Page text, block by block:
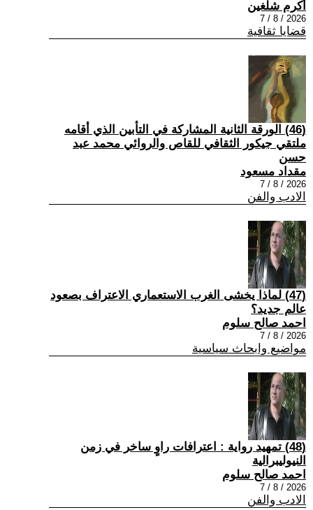
أكرم شلغين
2026 / 8 / 7
قضايا ثقافية
(46) الورقة الثانية المشاركة في التأبين الذي أقامه
ملتقي جيكور الثقافي للقاص والروائي محمد عبد
حسن
مقداد مسعود
2026 / 8 / 7
الادب والفن
(47) لماذا يخشى الغرب الاستعماري الاعتراف بصعود
عالم جديد؟
احمد صالح سلوم
2026 / 8 / 7
مواضيع وابحاث سياسية
(48) تمهيد رواية : اعترافات راوٍ ساخر في زمن
النيوليبرالية
احمد صالح سلوم
2026 / 8 / 7
الادب والفن